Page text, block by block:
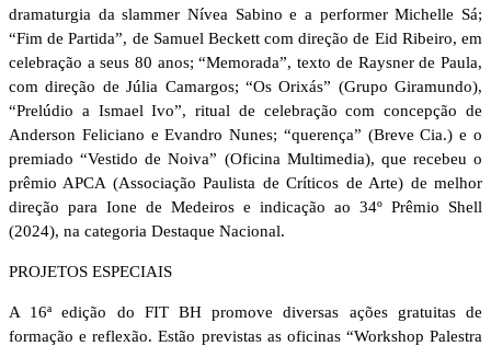
dramaturgia da slammer Nívea Sabino e a performer Michelle Sá;
“Fim de Partida”, de Samuel Beckett com direção de Eid Ribeiro, em
celebração a seus 80 anos; “Memorada”, texto de Raysner de Paula,
com direção de Júlia Camargos; “Os Orixás” (Grupo Giramundo),
“Prelúdio a Ismael Ivo”, ritual de celebração com concepção de
Anderson Feliciano e Evandro Nunes; “querença” (Breve Cia.) e o
premiado “Vestido de Noiva” (Oficina Multimedia), que recebeu o
prêmio APCA (Associação Paulista de Críticos de Arte) de melhor
direção para Ione de Medeiros e indicação ao 34º Prêmio Shell
(2024), na categoria Destaque Nacional.
PROJETOS ESPECIAIS
A 16ª edição do FIT BH promove diversas ações gratuitas de
formação e reflexão. Estão previstas as oficinas “Workshop Palestra